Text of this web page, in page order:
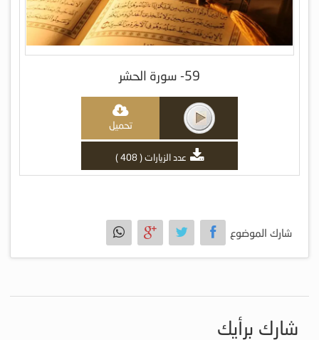
59- سورة الحشر
تحميل
عدد الزيارات ( 408 )
شارك الموضوع
شارك برأيك